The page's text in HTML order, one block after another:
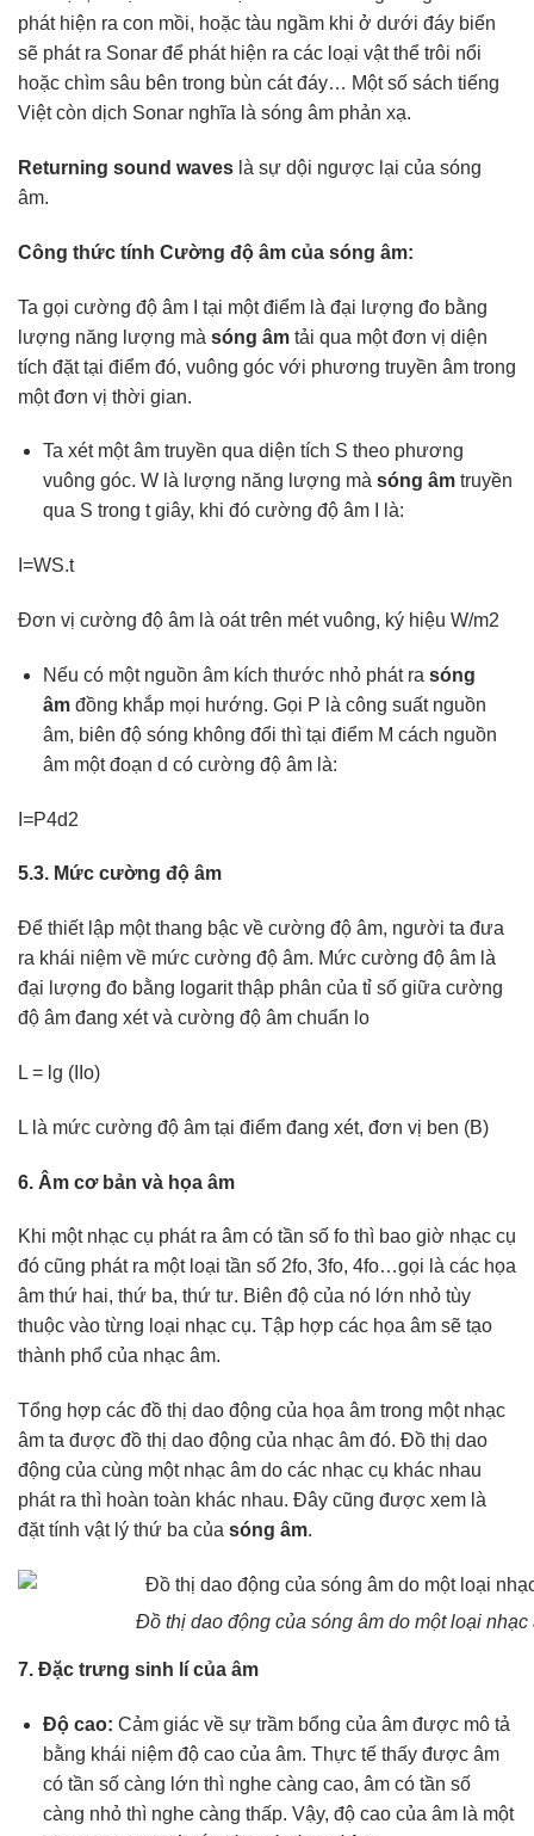
phát hiện ra con mồi, hoặc tàu ngầm khi ở dưới đáy biển
sẽ phát ra Sonar để phát hiện ra các loại vật thể trôi nổi
hoặc chìm sâu bên trong bùn cát đáy… Một số sách tiếng
Việt còn dịch Sonar nghĩa là sóng âm phản xạ.
Returning sound waves là sự dội ngược lại của sóng
âm.
Công thức tính Cường độ âm của sóng âm:
Ta gọi cường độ âm I tại một điểm là đại lượng đo bằng
lượng năng lượng mà sóng âm tải qua một đơn vị diện
tích đặt tại điểm đó, vuông góc với phương truyền âm trong
một đơn vị thời gian.
Ta xét một âm truyền qua diện tích S theo phương
vuông góc. W là lượng năng lượng mà sóng âmtruyền
qua S trong t giây, khi đó cường độ âm I là:
I=WS.t
Đơn vị cường độ âm là oát trên mét vuông, ký hiệu W/m2
Nếu có một nguồn âm kích thước nhỏ phát ra sóng
âmđồng khắp mọi hướng. Gọi P là công suất nguồn
âm, biên độ sóng không đổi thì tại điểm M cách nguồn
âm một đoạn d có cường độ âm là:
=P4d2
5.3. Mức cường độ âm
Để thiết lập một thang bậc về cường độ âm, người ta đưa
ra khái niệm về mức cường độ âm. Mức cường độ âm là
đại lượng đo bằng logarit thập phân của tỉ số giữa cường
độ âm đang xét và cường độ âm chuẩn lo
L = lg (IIo)
L là mức cường độ âm tại điểm đang xét, đơn vị ben (B)
6. Âm cơ bản và họa âm
Khi một nhạc cụ phát ra âm có tần số fo thì bao giờ nhạc cụ
đó cũng phát ra một loại tần số 2fo, 3fo, 4fo…gọi là các họa
âm thứ hai, thứ ba, thứ tư. Biên độ của nó lớn nhỏ tùy
thuộc vào từng loại nhạc cụ. Tập hợp các họa âm sẽ tạo
thành phổ của nhạc âm.
Tổng hợp các đồ thị dao động của họa âm trong một nhạc
âm ta được đồ thị dao động của nhạc âm đó. Đồ thị dao
động của cùng một nhạc âm do các nhạc cụ khác nhau
phát ra thì hoàn toàn khác nhau. Đây cũng được xem là
đặt tính vật lý thứ ba của sóng âm.
Đồ thị dao động của sóng âm do một loại nhạc
7. Đặc trưng sinh lí của âm
Độ cao: Cảm giác về sự trầm bổng của âm được mô tả
bằng khái niệm độ cao của âm. Thực tế thấy được âm
có tần số càng lớn thì nghe càng cao, âm có tần số
càng nhỏ thì nghe càng thấp. Vậy, độ cao của âm là một